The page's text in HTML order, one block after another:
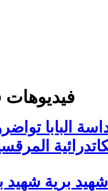
البابا
الخاص لفيلم 49 شهيد